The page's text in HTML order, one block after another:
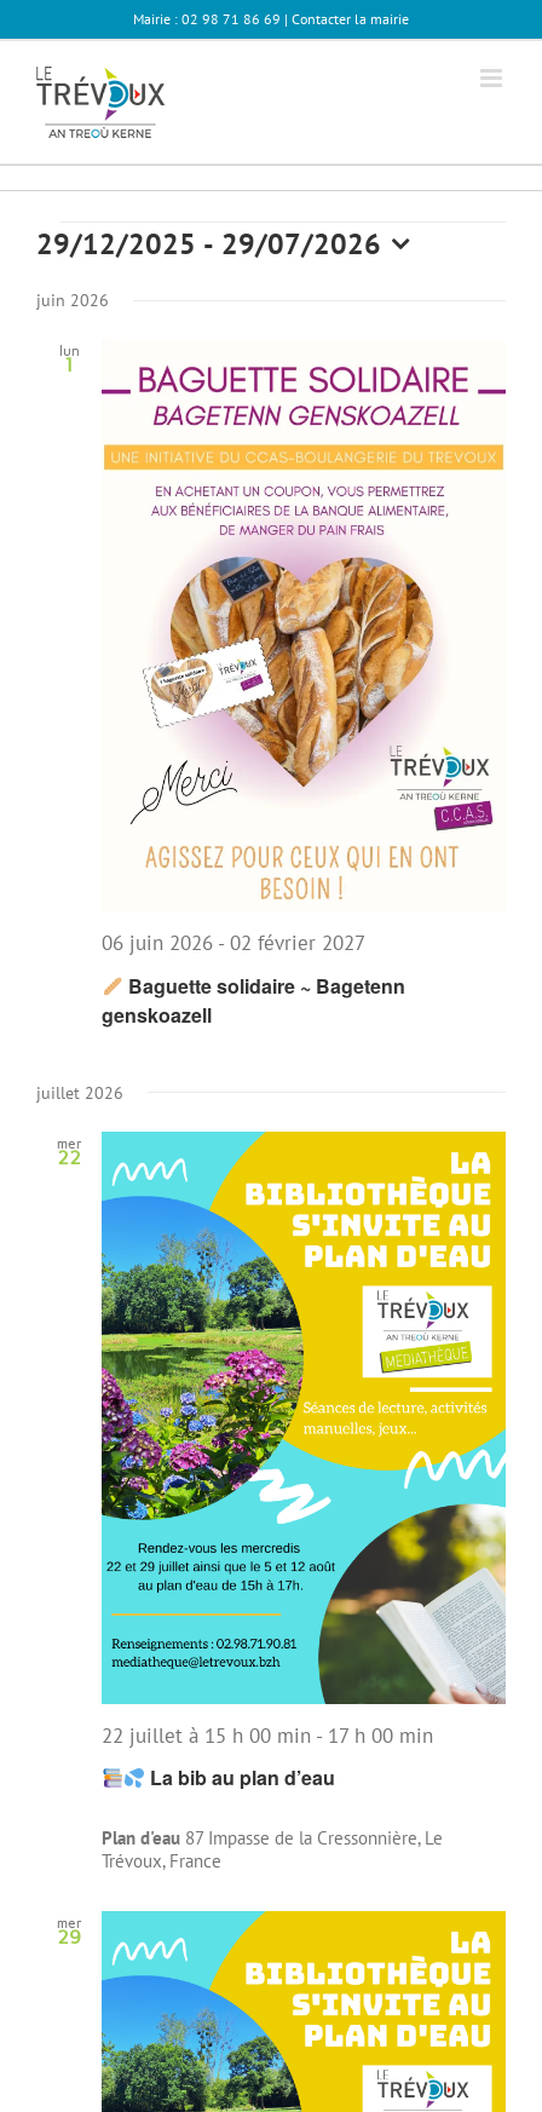
au
Mairie : 02 98 71 86 69 | Contacter la mairie
Évènements
29/12/2025 - 29/07/2026
une
date.
juin 2026
lun
1
Baguette solidaire ~ Bagetenn
genskoazell
06 juin 2026 - 02 février 2027
juillet 2026
mer
22
La bib au plan d’eau
22 juillet à 15 h 00 min - 17 h 00 min
Plan d'eau 87 Impasse de la Cressonnière, Le
Trévoux, France
mer
29